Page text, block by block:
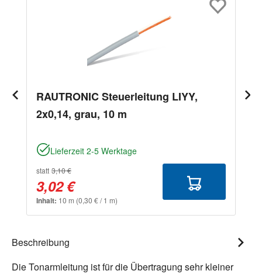
RAUTRONIC Steuerleitung LIYY,
2x0,14, grau, 10 m
Lieferzeit 2-5 Werktage
statt 3,10 €
3,02 €
Inhalt: 10 m (0,30 € / 1 m)
Beschreibung
Die Tonarmleitung ist für die Übertragung sehr kleiner